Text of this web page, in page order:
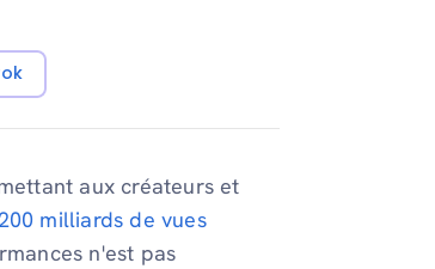
aux créateurs et
milliards de vues
n'est pas